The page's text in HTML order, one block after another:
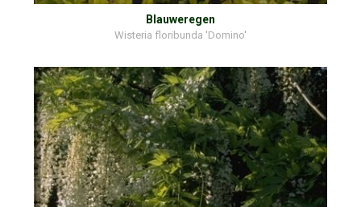
Blauweregen
Wisteria floribunda 'Domino'